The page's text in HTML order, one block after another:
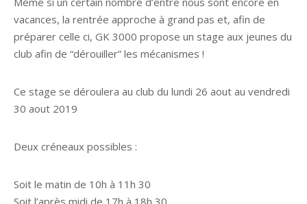
vacances, la rentrée approche à grand pas et, afin de
préparer celle ci, GK 3000 propose un stage aux jeunes du
club afin de “dérouiller” les mécanismes !
Ce stage se déroulera au club du lundi 26 aout au vendredi
30 aout 2019
Deux créneaux possibles :
Soit le matin de 10h à 11h 30
Soit l’après midi de 17h à 18h 30